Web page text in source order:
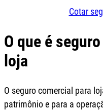
Cotar
O que é
loja
O seguro comercial para
patrimônio e para a